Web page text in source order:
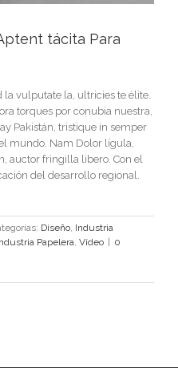
tácita Para
vulputate la, ultricies te élite.
torques por conubia nuestra,
Pakistán, tristique in semper
mundo. Nam Dolor lígula,
auctor fringilla libero. Con el
del desarrollo regional.
Diseño, Industria
Papelera, Vídeo
0